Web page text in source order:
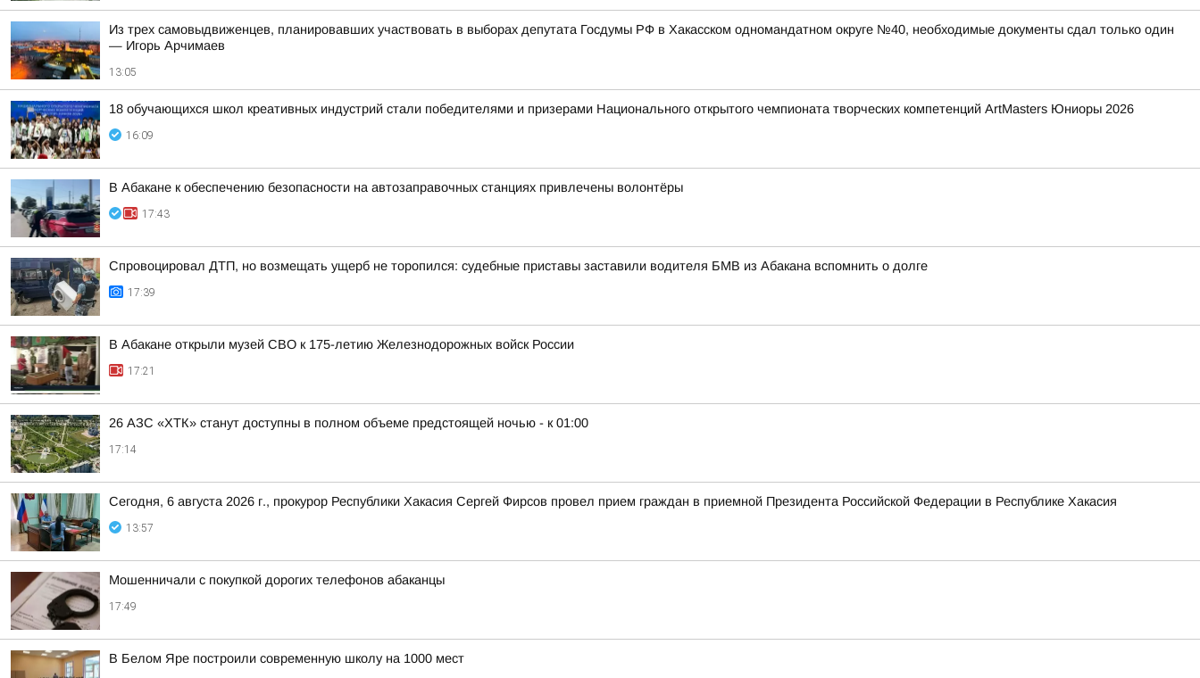
Из трех самовыдвиженцев, планировавших участвовать в выборах депутата Госдумы РФ в Хакасском одномандатном округе №40, необходимые документы сдал только один
— Игорь Арчимаев
13:05
18 обучающихся школ креативных индустрий стали победителями и призерами Национального открытого чемпионата творческих компетенций ArtMasters Юниоры 2026
16:09
В Абакане к обеспечению безопасности на автозаправочных станциях привлечены волонтёры
17:43
Спровоцировал ДТП, но возмещать ущерб не торопился: судебные приставы заставили водителя БМВ из Абакана вспомнить о долге
17:39
В Абакане открыли музей СВО к 175-летию Железнодорожных войск России
17:21
26 АЗС «ХТК» станут доступны в полном объеме предстоящей ночью - к 01:00
17:14
Сегодня, 6 августа 2026 г., прокурор Республики Хакасия Сергей Фирсов провел прием граждан в приемной Президента Российской Федерации в Республике Хакасия
13:57
Мошенничали с покупкой дорогих телефонов абаканцы
17:49
В Белом Яре построили современную школу на 1000 мест